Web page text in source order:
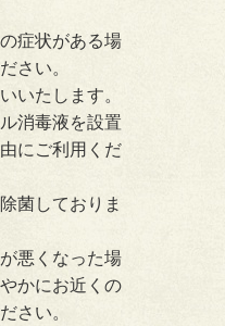
症状がある場
さい。
いたします。
消毒液を設置
にご利用くだ
菌しておりま
悪くなった場
かにお近くの
さい。